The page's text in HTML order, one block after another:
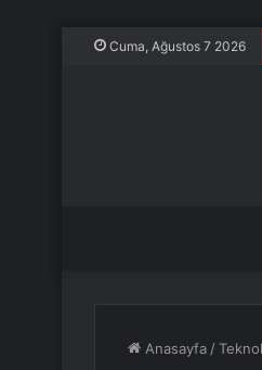
Cuma, Ağustos 7 2026
Anasayfa /